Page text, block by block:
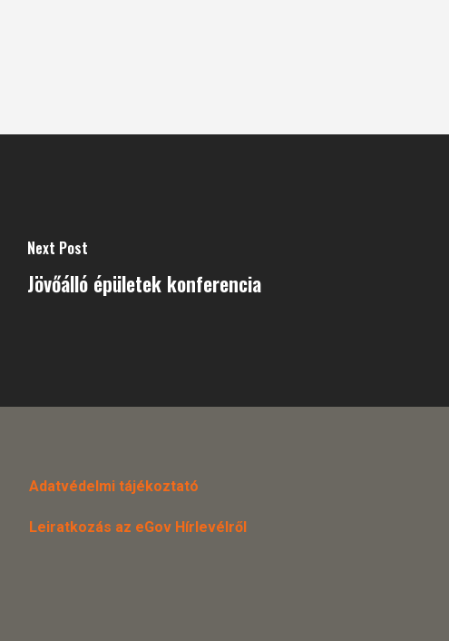
Next Post
Jövőálló épületek konferencia
Adatvédelmi tájékoztató
Leiratkozás az eGov Hírlevélről